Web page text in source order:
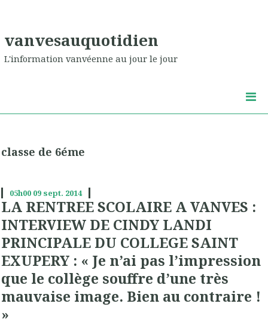
vanvesauquotidien
L'information vanvéenne au jour le jour
classe de 6éme
05h00 09 sept. 2014
LA RENTREE SCOLAIRE A VANVES :
INTERVIEW DE CINDY LANDI
PRINCIPALE DU COLLEGE SAINT
EXUPERY : « Je n’ai pas l’impression
que le collège souffre d’une très
mauvaise image. Bien au contraire !
»